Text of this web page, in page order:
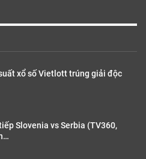
xổ số Vietlott trúng giải độc
Slovenia vs Serbia (TV360,